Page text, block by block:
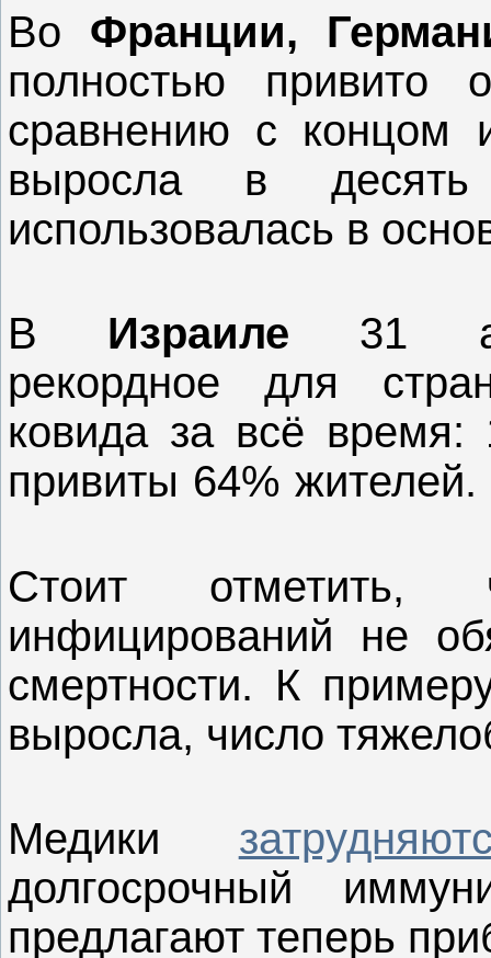
Во Франции,
полностью привито
сравнению с концом
выросла в
использовалась в
В Израиле 31
рекордное для
ковида за всё
привиты 64% жителей.
Стоит отметить,
инфицирований не
смертности. К
выросла, число
Медики
долгосрочный
предлагают теперь